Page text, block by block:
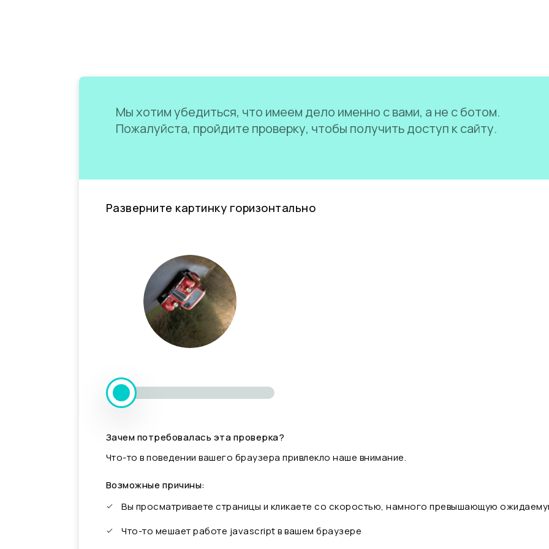
Мы хотим убедиться, что имеем дело именно с вами, а не с ботом.
Пожалуйста, пройдите проверку, чтобы получить доступ к сайту.
Разверните картинку горизонтально
Зачем потребовалась эта проверка?
Что-то в поведении вашего браузера привлекло наше внимание.
Возможные причины:
Вы просматриваете страницы и кликаете со скоростью, намного превышающую
Что-то мешает работе javascript в вашем браузере